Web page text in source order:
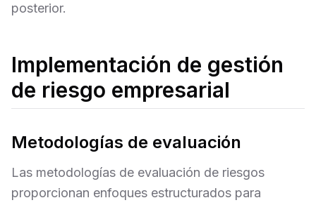
posterior.
Implementación de gestión
de riesgo empresarial
Metodologías de evaluación
Las metodologías de evaluación de riesgos
proporcionan enfoques estructurados para